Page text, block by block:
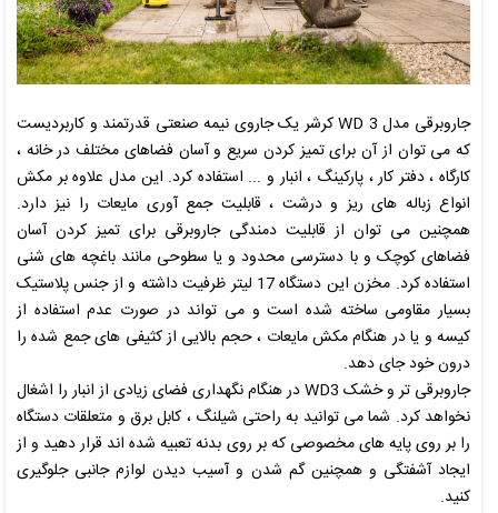
جاروبرقی مدل WD 3کرشر یک جاروی نیمه صنعتی قدرتمند و کاربردیست
که می توان از آن برای تمیز کردن سریع و آسان فضاهای مختلف در خانه ،
کارگاه ، دفتر کار ، پارکینگ ، انبار و ... استفاده کرد. این مدل علاوه بر مکش
انواع زباله های ریز و درشت ، قابلیت جمع آوری مایعات را نیز دارد.
همچنین می توان از قابلیت دمندگی جاروبرقی برای تمیز کردن آسان
فضاهای کوچک و با دسترسی محدود و یا سطوحی مانند باغچه های شنی
استفاده کرد. مخزن این دستگاه 17 لیتر ظرفیت داشته و از جنس پلاستیک
بسیار مقاومی ساخته شده است و می تواند در صورت عدم استفاده از
کیسه و یا در هنگام مکش مایعات ، حجم بالایی از کثیفی های جمع شده را
درون خود جای دهد.
جاروبرقی تر و خشک WD3در هنگام نگهداری فضای زیادی از انبار را اشغال
نخواهد کرد. شما می توانید به راحتی شیلنگ ، کابل برق و متعلقات دستگاه
را بر روی پایه های مخصوصی که بر روی بدنه تعبیه شده اند قرار دهید و از
ایجاد آشفتگی و همچنین گم شدن و آسیب دیدن لوازم جانبی جلوگیری
کنید.